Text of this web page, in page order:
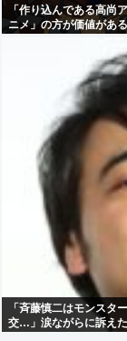
「作り込んである高尚
ニメ」の方が価値があ
「斉藤慎二はモンスタ
交…」涙ながらに訴え